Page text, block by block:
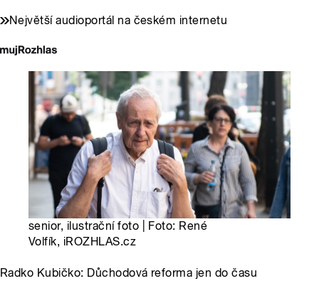
Největší audioportál na českém internetu
senior, ilustrační foto | Foto: René
Volfík, iROZHLAS.cz
Radko Kubičko: Důchodová reforma jen do času